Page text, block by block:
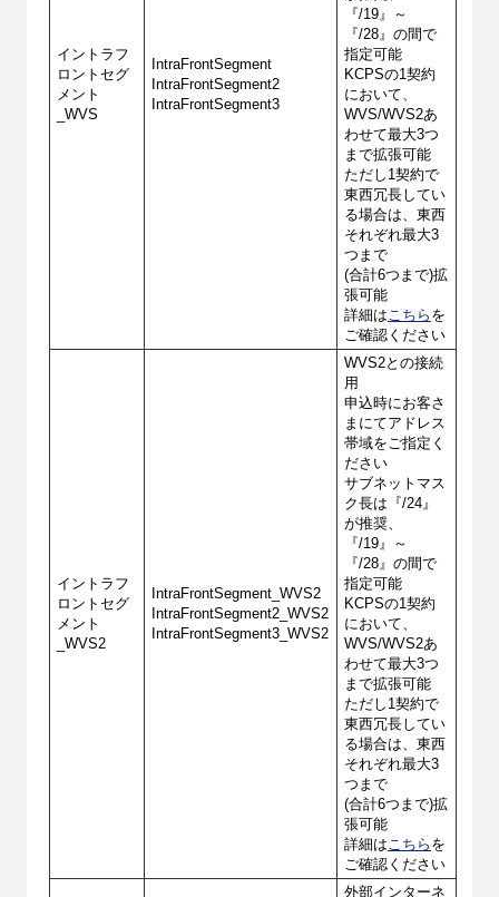
イントラフ
ロントセグ
メント
_WVS
IntraFrontSegment
IntraFrontSegment2
IntraFrontSegment3
『/19』～
『/28』の間で
指定可能
KCPSの1契約
において、
WVS/WVS2あ
わせて最大3つ
まで拡張可能
ただし1契約で
東西冗長してい
る場合は、東西
それぞれ最大3
つまで
(合計6つまで)拡
張可能
詳細はこちら を
ご確認ください
イントラフ
ロントセグ
メント
_WVS2
IntraFrontSegment_WVS2
IntraFrontSegment2_WVS2
IntraFrontSegment3_WVS2
WVS2との接続
用
申込時にお客さ
まにてアドレス
帯域をご指定く
ださい
サブネットマス
ク長は『/24』
が推奨、
『/19』～
『/28』の間で
指定可能
KCPSの1契約
において、
WVS/WVS2あ
わせて最大3つ
まで拡張可能
ただし1契約で
東西冗長してい
る場合は、東西
それぞれ最大3
つまで
(合計6つまで)拡
張可能
詳細はこちら を
ご確認ください
外部インターネ